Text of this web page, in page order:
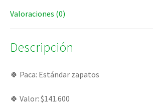
Valoraciones (0)
Descripción
🍀 Paca: Estándar zapatos
🍀 Valor: $141.600